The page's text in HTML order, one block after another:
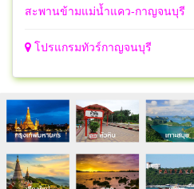
สะพานข้ามแม่น้ำแคว-กาญจนบุรี
โปรแกรมทัวร์กาญจนบุรี